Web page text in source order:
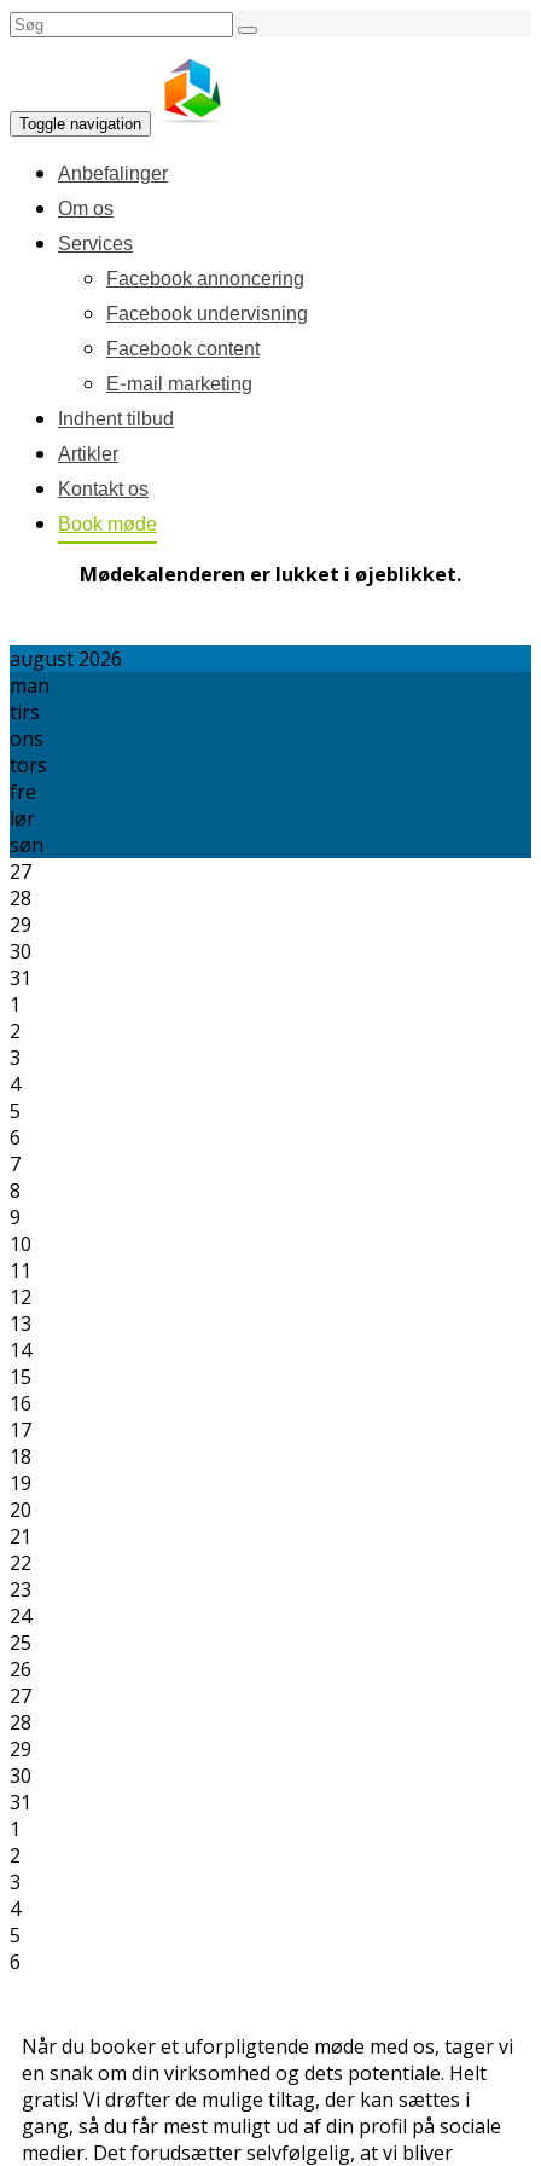
Toggle navigation
Anbefalinger
Om os
Services
Facebook annoncering
Facebook undervisning
Facebook content
E-mail marketing
Indhent tilbud
Artikler
Kontakt os
Book møde
Mødekalenderen er lukket i øjeblikket.
august 2026
man
tirs
ons
tors
fre
lør
søn
27
28
29
30
31
1
2
3
4
5
6
7
8
9
10
11
12
13
14
15
16
17
18
19
20
21
22
23
24
25
26
27
28
29
30
31
1
2
3
4
5
6
Når du booker et uforpligtende møde med os, tager vi
en snak om din virksomhed og dets potentiale. Helt
gratis! Vi drøfter de mulige tiltag, der kan sættes i
gang, så du får mest muligt ud af din profil på sociale
medier. Det forudsætter selvfølgelig, at vi bliver